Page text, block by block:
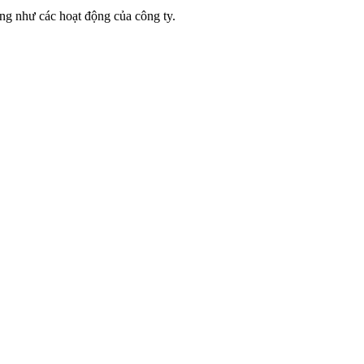
như các hoạt động của công ty.